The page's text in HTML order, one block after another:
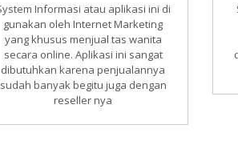
Informasi atau aplikasi ini di
gunakan oleh Internet Marketing
yang khusus menjual tas wanita
secara online. Aplikasi ini sangat
dibutuhkan karena penjualannya
sudah banyak begitu juga dengan
reseller nya